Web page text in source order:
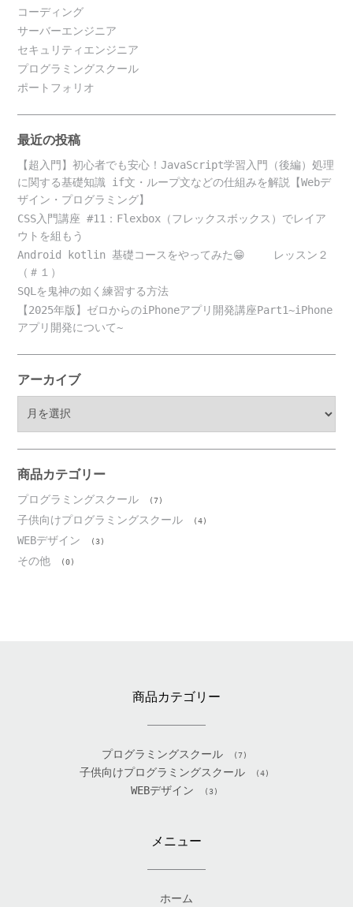
コーディング
サーバーエンジニア
セキュリティエンジニア
プログラミングスクール
ポートフォリオ
最近の投稿
【超入門】初心者でも安心！JavaScript学習入門（後編）処理
に関する基礎知識 if文・ループ文などの仕組みを解説【Webデ
ザイン・プログラミング】
CSS入門講座 #11：Flexbox（フレックスボックス）でレイア
ウトを組もう
Android kotlin 基礎コースをやってみた😁 レッスン２
（＃１）
SQLを鬼神の如く練習する方法
【2025年版】ゼロからのiPhoneアプリ開発講座Part1~iPhone
アプリ開発について~
アーカイブ
ブ
商品カテゴリー
プログラミングスクール (7)
子供向けプログラミングスクール (4)
WEBデザイン (3)
その他 (0)
商品カテゴリー
プログラミングスクール (7)
子供向けプログラミングスクール (4)
WEBデザイン (3)
メニュー
ホーム